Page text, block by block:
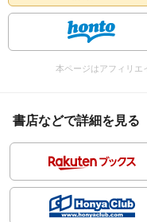
本ページはアフィリエ
書店などで詳細を見る